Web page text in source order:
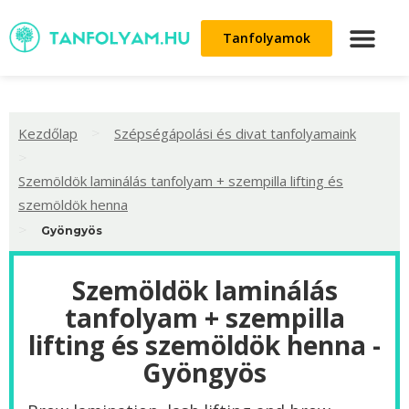
Tanfolyamok
Kezdőlap Szépségápolási és divat tanfolyamaink
Szemöldök laminálás tanfolyam + szempilla lifting és
szemöldök henna
Gyöngyös
Szemöldök laminálás
tanfolyam + szempilla
lifting és szemöldök henna -
Gyöngyös